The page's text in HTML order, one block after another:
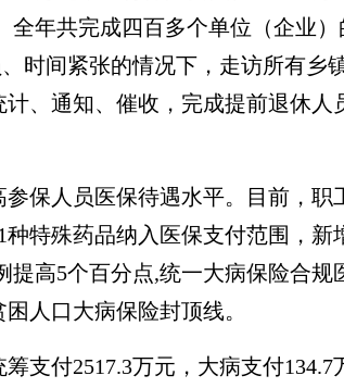
全年共完成四百多个单位（企业
时间紧张的情况下，走访所有乡
、通知、催收，完成提前退休人
保人员医保待遇水平。目前，职
特殊药品纳入医保支付范围，新
高5个百分点,统一大病保险合规
人口大病保险封顶线。
筹支付2517.3万元，大病支付134.7